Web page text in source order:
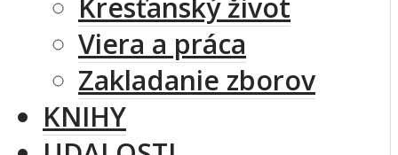
Kresťanský život
Viera a práca
Zakladanie zborov
KNIHY